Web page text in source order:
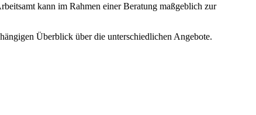
kann im Rahmen einer Beratung maßgeblich zur
Überblick über die unterschiedlichen Angebote.